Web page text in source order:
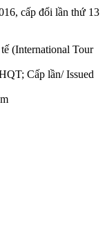
cấp đổi lần thứ 13
(International Tour
Cấp lần/ Issued